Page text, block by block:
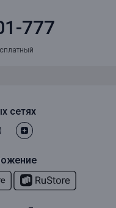
777
сетях